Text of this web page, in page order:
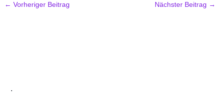
.
← Vorheriger Beitrag Nächster Beitrag →